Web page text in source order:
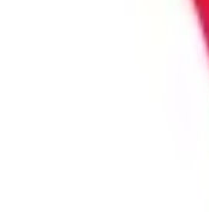
ve partnerler
uzaklaşmak çiftlerin